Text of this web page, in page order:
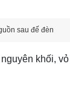
sau đế đèn
khối,